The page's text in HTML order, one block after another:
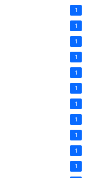
1
1
1
1
1
1
1
1
1
1
1